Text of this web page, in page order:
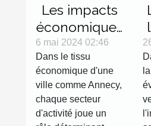
Les impacts
économiques
du secteur de
la détective
privé sur les
entreprises
locales à
6 mai 2024 02:46
Dans le tissu
économique d'une
ville comme Annecy,
chaque secteur
d'activité joue un